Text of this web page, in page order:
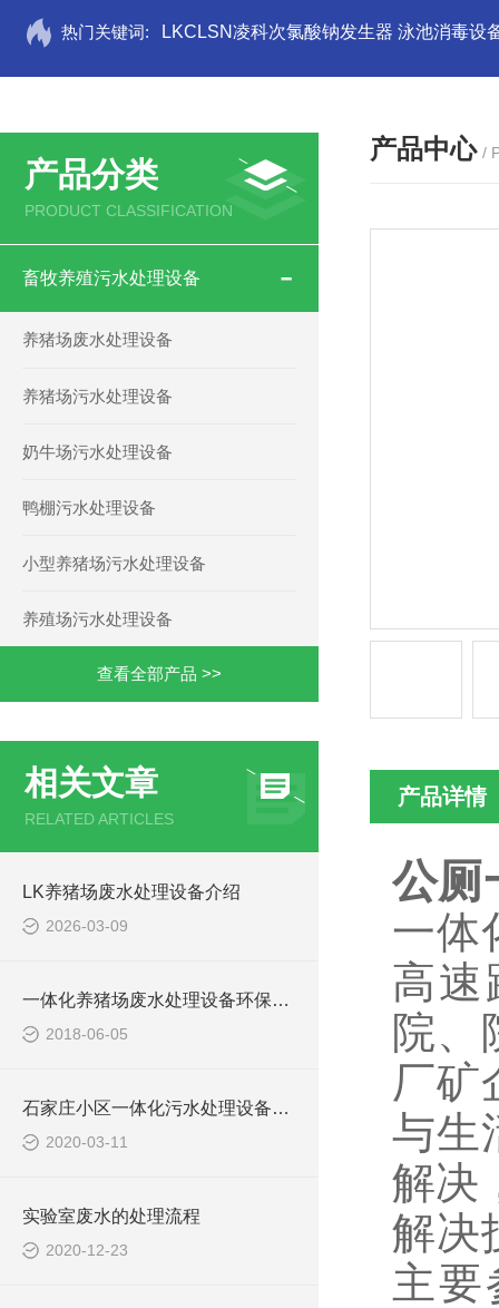
热门关键词: LKCLSN凌科次氯酸钠发生器 泳池消毒设
产品分类
PRODUCT CLASSIFICATION
畜牧养殖污水处理设备
养猪场废水处理设备
养猪场污水处理设备
奶牛场污水处理设备
鸭棚污水处理设备
小型养猪场污水处理设备
养殖场污水处理设备
查看全部产品 >>
相关文章
RELATED ARTICLES
LK养猪场废水处理设备介绍
2026-03-09
一体化养猪场废水处理设备环保局新要求
2018-06-05
石家庄小区一体化污水处理设备技术参数
2020-03-11
实验室废水的处理流程
2020-12-23
产品中心 /
产品详情
公厕
一体
高速
院、
厂矿
与生
解决
解决
主